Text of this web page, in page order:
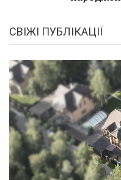
СВІЖІ ПУБЛІКАЦІЇ